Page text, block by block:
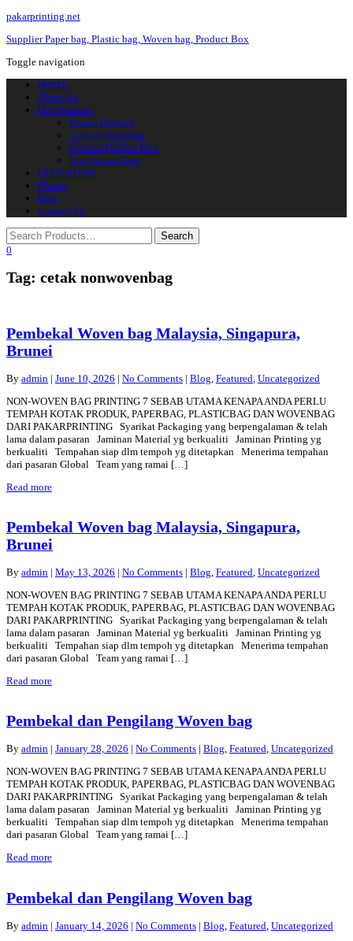
pakarprinting.net
Supplier Paper bag, Plastic bag, Woven bag, Product Box
Toggle navigation
HOME
About Us
Our Products
Plastic Printing
Custom Paperbag
Custom Product Box
Non Woven Bag
QUOTATION
Design
Blog
Contact Us
0
Tag: cetak nonwovenbag
Pembekal Woven bag Malaysia, Singapura,
Brunei
By admin | June 10, 2026 | No Comments | Blog Featured Uncategorized
NON-WOVEN BAG PRINTING 7 SEBAB UTAMA KENAPA ANDA PERLU
TEMPAH KOTAK PRODUK, PAPERBAG, PLASTICBAG DAN WOVENBAG
DARI PAKARPRINTING Syarikat Packaging yang berpengalaman & telah
lama dalam pasaran Jaminan Material yg berkualiti Jaminan Printing yg
berkualiti Tempahan siap dlm tempoh yg ditetapkan Menerima tempahan
dari pasaran Global Team yang ramai […]
Read more
Pembekal Woven bag Malaysia, Singapura,
Brunei
By admin | May 13, 2026 | No Comments | Blog, Featured, Uncategorized
NON-WOVEN BAG PRINTING 7 SEBAB UTAMA KENAPA ANDA PERLU
TEMPAH KOTAK PRODUK, PAPERBAG, PLASTICBAG DAN WOVENBAG
DARI PAKARPRINTING Syarikat Packaging yang berpengalaman & telah
lama dalam pasaran Jaminan Material yg berkualiti Jaminan Printing yg
berkualiti Tempahan siap dlm tempoh yg ditetapkan Menerima tempahan
dari pasaran Global Team yang ramai […]
Read more
Pembekal dan Pengilang Woven bag
By admin | January 28, 2026 | No Comments | Blog, Featured, Uncategorized
NON-WOVEN BAG PRINTING 7 SEBAB UTAMA KENAPA ANDA PERLU
TEMPAH KOTAK PRODUK, PAPERBAG, PLASTICBAG DAN WOVENBAG
DARI PAKARPRINTING Syarikat Packaging yang berpengalaman & telah
lama dalam pasaran Jaminan Material yg berkualiti Jaminan Printing yg
berkualiti Tempahan siap dlm tempoh yg ditetapkan Menerima tempahan
dari pasaran Global Team yang ramai […]
Read more
Pembekal dan Pengilang Woven bag
By admin | January 14, 2026 | No Comments | Blog Featured Uncategorized